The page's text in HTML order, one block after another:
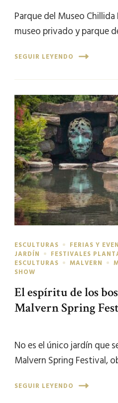
Parque del Museo
museo privado y parque
SEGUIR LEYENDO
ESCULTURAS FERIAS Y
JARDÍN
FESTIVALES
ESCULTURAS
MALVERN
SHOW
El espíritu de los
Malvern Spring
No es el único jardín que
Malvern Spring Festival,
SEGUIR LEYENDO